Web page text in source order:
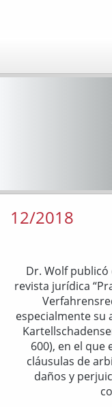
12/2018
Dr. Wolf
revista jurídica
especialmente su
600), en el que
cláusulas de
daños y